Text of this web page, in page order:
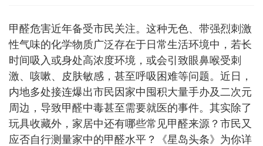
甲醛危害近年备受市民关注。这种无色、带强烈刺激
性气味的化学物质广泛存在于日常生活环境中，若长
时间吸入或身处高浓度环境，或会引致眼鼻喉受刺
激、咳嗽、皮肤敏感，甚至呼吸困难等问题。近日，
内地多处接连爆出市民因家中囤积大量手办及二次元
周边，导致甲醛中毒甚至需要就医的事件。其实除了
玩具收藏外，家居中还有哪些常见甲醛来源？市民又
应否自行测量家中的甲醛水平？《星岛头条》为你详